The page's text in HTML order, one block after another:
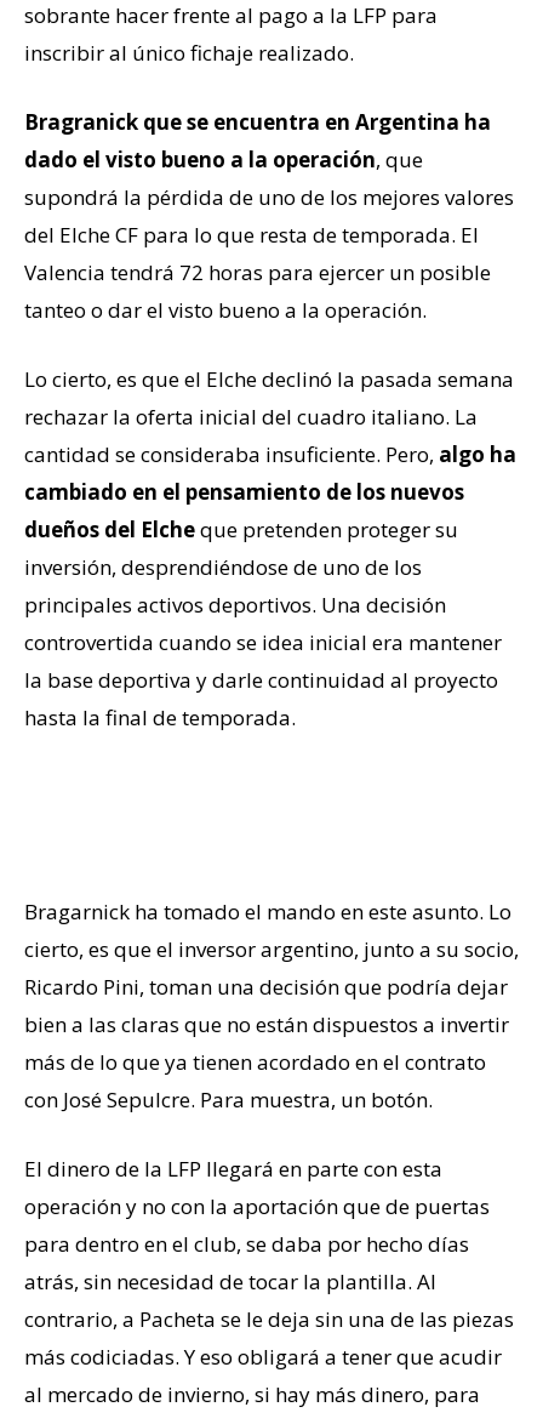
sobrante hacer frente al pago a la LFP para
inscribir al único fichaje realizado.
Bragranick que se encuentra en Argentina ha
dado el visto bueno a la operación, que
supondrá la pérdida de uno de los mejores valores
del Elche CF para lo que resta de temporada. El
Valencia tendrá 72 horas para ejercer un posible
tanteo o dar el visto bueno a la operación.
Lo cierto, es que el Elche declinó la pasada semana
rechazar la oferta inicial del cuadro italiano. La
cantidad se consideraba insuficiente. Pero, algo ha
cambiado en el pensamiento de los nuevos
dueños del Elcheque pretenden proteger su
inversión, desprendiéndose de uno de los
principales activos deportivos. Una decisión
controvertida cuando se idea inicial era mantener
la base deportiva y darle continuidad al proyecto
hasta la final de temporada.
Bragarnick ha tomado el mando en este asunto. Lo
cierto, es que el inversor argentino, junto a su socio,
Ricardo Pini, toman una decisión que podría dejar
bien a las claras que no están dispuestos a invertir
más de lo que ya tienen acordado en el contrato
con José Sepulcre. Para muestra, un botón.
El dinero de la LFP llegará en parte con esta
operación y no con la aportación que de puertas
para dentro en el club, se daba por hecho días
atrás, sin necesidad de tocar la plantilla. Al
contrario, a Pacheta se le deja sin una de las piezas
más codiciadas. Y eso obligará a tener que acudir
al mercado de invierno, si hay más dinero, para